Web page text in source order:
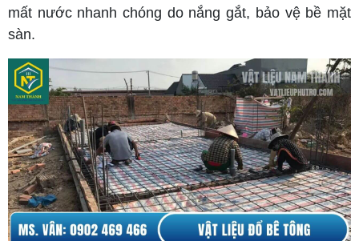
mất nước nhanh chóng do nắng gắt, bảo vệ bề mặt
sàn.